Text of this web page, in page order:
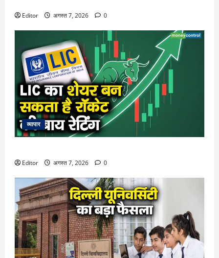
Editor अगस्त 7, 2026 0
व्यापार
Editor अगस्त 7, 2026 0